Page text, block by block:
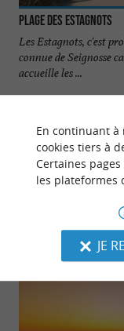
Plage des Estagnots
Les Estagnots, c'est
connue de Seignosse
accueille les ...
NOUS
En continuant à
cookies tiers à
Certaines
les plateformes
JE